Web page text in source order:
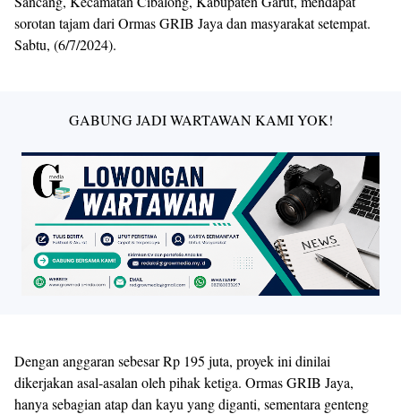
sorotan tajam dari Ormas GRIB Jaya dan masyarakat setempat.
Sabtu, (6/7/2024).
GABUNG JADI WARTAWAN KAMI YOK!
Dengan anggaran sebesar Rp 195 juta, proyek ini dinilai
dikerjakan asal-asalan oleh pihak ketiga. Ormas GRIB Jaya,
hanya sebagian atap dan kayu yang diganti, sementara genteng